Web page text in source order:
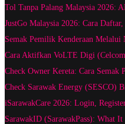
Tol Tanpa Palang Malaysia 2026:
JustGo Malaysia 2026: Cara
Semak Pemilik Kenderaan Melalui
Cara Aktifkan VoLTE Digi
Check Owner Kereta: Cara Semak
Check Sarawak Energy
iSarawakCare 2026: Login,
SarawakID (SarawakPass): What